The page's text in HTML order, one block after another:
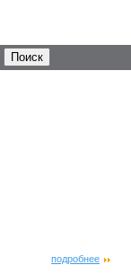
подробнее